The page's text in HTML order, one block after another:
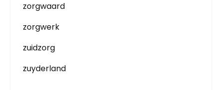
zorgwaard
zorgwerk
zuidzorg
zuyderland